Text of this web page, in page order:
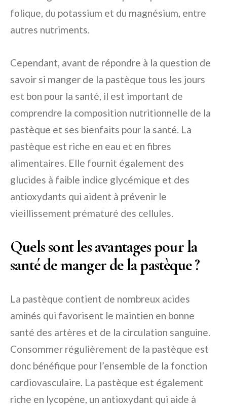
folique, du potassium et du magnésium, entre
autres nutriments.
Cependant, avant de répondre à la question de
savoir si manger de la pastèque tous les jours
est bon pour la santé, il est important de
comprendre la composition nutritionnelle de la
pastèque et ses bienfaits pour la santé. La
pastèque est riche en eau et en fibres
alimentaires. Elle fournit également des
glucides à faible indice glycémique et des
antioxydants qui aident à prévenir le
vieillissement prématuré des cellules.
Quels sont les avantages pour la
santé de manger de la pastèque ?
La pastèque contient de nombreux acides
aminés qui favorisent le maintien en bonne
santé des artères et de la circulation sanguine.
Consommer régulièrement de la pastèque est
donc bénéfique pour l’ensemble de la fonction
cardiovasculaire. La pastèque est également
riche en lycopène, un antioxydant qui aide à